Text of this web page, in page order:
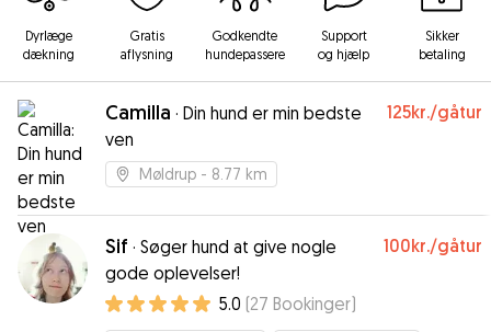
Dyrlæge
dækning
Gratis
aflysning
Godkendte
hundepassere
Support
og hjælp
Sikker
betaling
Camilla · Din hund er min bedste
ven
125kr./gåtur
Møldrup - 8.77 km
Sif · Søger hund at give nogle
gode oplevelser!
100kr./gåtur
5.0 (27 Bookinger)